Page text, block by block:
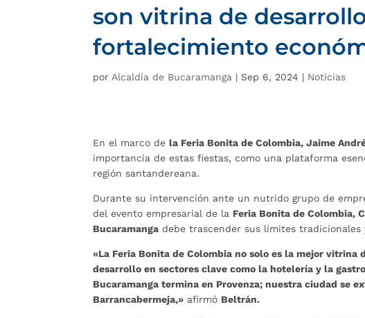
son vitrina de
fortalecimiento
por Alcaldía de Bucaramanga | Sep 6, 2024 | Noticias
En el marco dela Feria Bonita de Colombia, Jaime
importancia de estas fiestas, como una plataforma
región santandereana.
Durante su intervención ante un nutrido grupo de
del evento empresarial de la Feria Bonita de Colombia,
Bucaramanga debe trascender sus límites
«La Feria Bonita de Colombia no solo es la mejor
desarrollo en sectores clave como la hotelería y la
Bucaramanga termina en Provenza; nuestra ciudad se
Barrancabermeja,» afirmó Beltrán.